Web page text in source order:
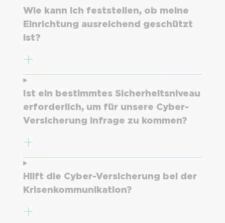
Wie kann ich feststellen, ob meine
Einrichtung ausreichend geschützt
ist?
Ist ein bestimmtes Sicherheitsniveau
erforderlich, um für unsere Cyber-
Versicherung infrage zu kommen?
Hilft die Cyber-Versicherung bei der
Krisenkommunikation?